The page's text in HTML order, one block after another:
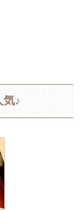
♪